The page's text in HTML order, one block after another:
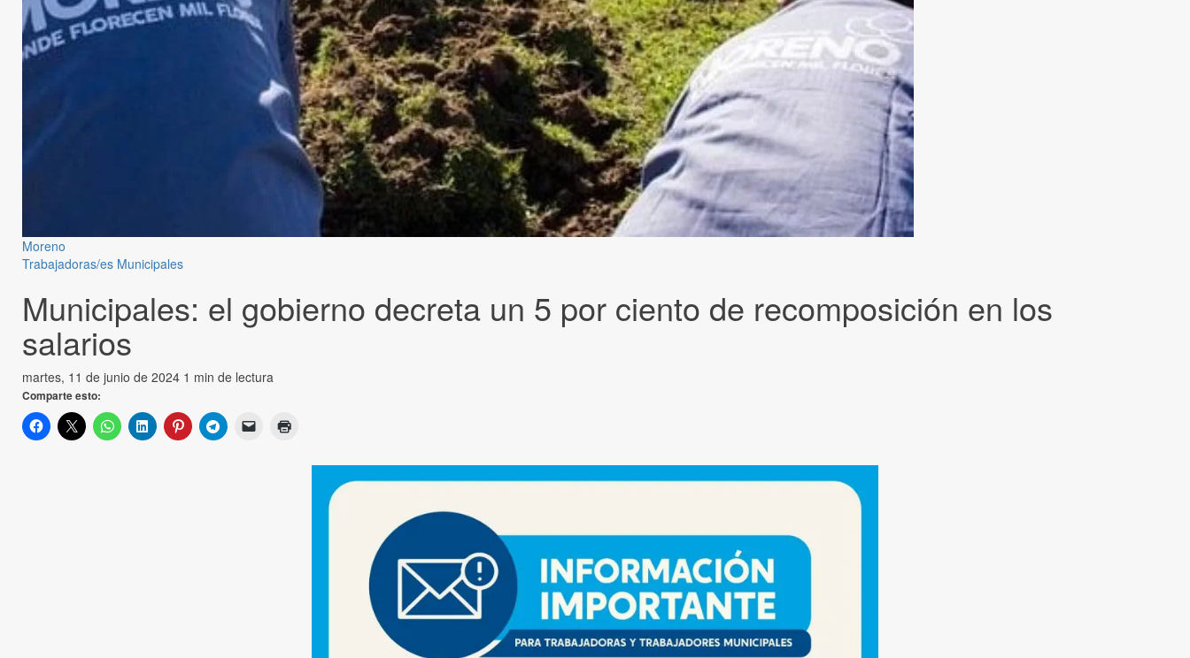
Moreno
Trabajadoras/es Municipales
Municipales: el gobierno decreta un 5 por ciento de recomposición en los
salarios
martes, 11 de junio de 2024 1 min de lectura
Comparte esto: